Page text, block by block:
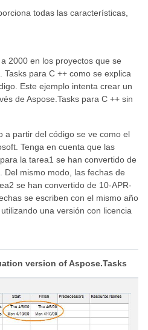
todas las características,
2000 en los proyectos que se
Tasks para C ++ como se explica
Este ejemplo intenta crear un
de Aspose.Tasks para C ++ sin
a partir del código se ve como el
Tenga en cuenta que las
la tarea1 se han convertido de
Del mismo modo, las fechas de
se han convertido de 10-APR-
se escriben con el mismo año
una versión con licencia
version of Aspose.Tasks